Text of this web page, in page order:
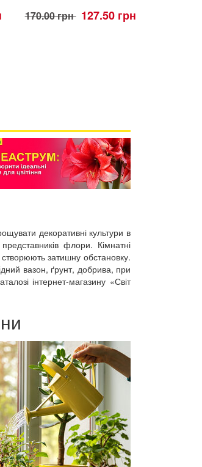
170.00 грн 127.50 грн
декоративні культури в
флори. Кімнатні
затишну обстановку.
вазон, ґрунт, добрива, при
інтернет-магазину «Світ